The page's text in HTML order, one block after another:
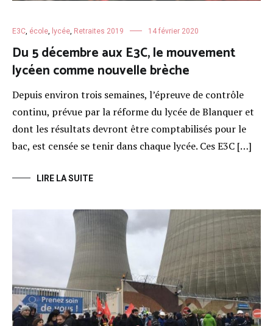
E3C, école, lycée, Retraites 2019 14 février 2020
Du 5 décembre aux E3C, le mouvement
lycéen comme nouvelle brèche
Depuis environ trois semaines, l’épreuve de contrôle
continu, prévue par la réforme du lycée de Blanquer et
dont les résultats devront être comptabilisés pour le
bac, est censée se tenir dans chaque lycée. Ces E3C […]
LIRE LA SUITE